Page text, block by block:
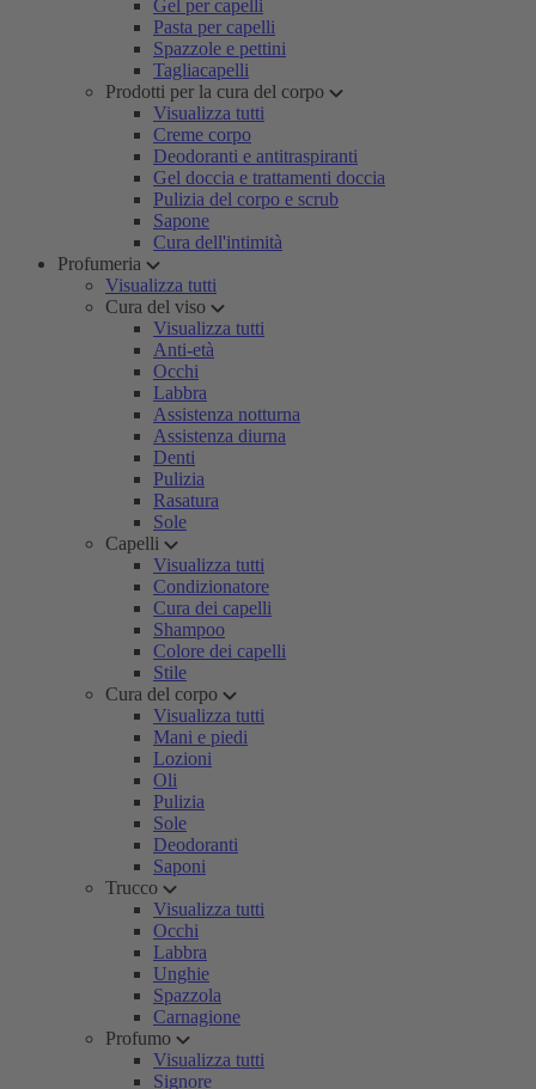
Gel per capelli
Pasta per capelli
Spazzole e pettini
Tagliacapelli
Prodotti per la cura del corpo
Visualizza tutti
Creme corpo
Deodoranti e antitraspiranti
Gel doccia e trattamenti doccia
Pulizia del corpo e scrub
Sapone
Cura dell'intimità
Profumeria
Visualizza tutti
Cura del viso
Visualizza tutti
Anti-età
Occhi
Labbra
Assistenza notturna
Assistenza diurna
Denti
Pulizia
Rasatura
Sole
Capelli
Visualizza tutti
Condizionatore
Cura dei capelli
Shampoo
Colore dei capelli
Stile
Cura del corpo
Visualizza tutti
Mani e piedi
Lozioni
Oli
Pulizia
Sole
Deodoranti
Saponi
Trucco
Visualizza tutti
Occhi
Labbra
Unghie
Spazzola
Carnagione
Profumo
Visualizza tutti
Signore